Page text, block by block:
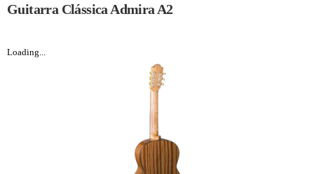
Guitarra Clássica Admira A2
Loading...